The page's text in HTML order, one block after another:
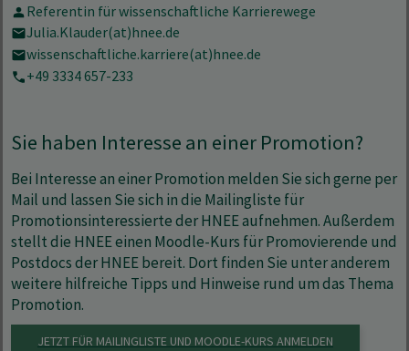
Referentin für wissenschaftliche Karrierewege
Julia.Klauder(at)hnee.de
wissenschaftliche.karriere(at)hnee.de
+49 3334 657-233
Sie haben Interesse an einer Promotion?
Bei Interesse an einer Promotion melden Sie sich gerne per
Mail und lassen Sie sich in die Mailingliste für
Promotionsinteressierte der HNEE aufnehmen. Außerdem
stellt die HNEE einen Moodle-Kurs für Promovierende und
Postdocs der HNEE bereit. Dort finden Sie unter anderem
weitere hilfreiche Tipps und Hinweise rund um das Thema
Promotion.
JETZT FÜR MAILINGLISTE UND MOODLE-KURS ANMELDEN